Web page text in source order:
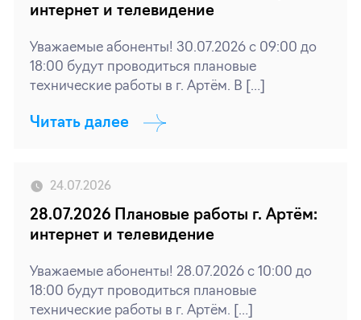
интернет и телевидение
Уважаемые абоненты! 30.07.2026 с 09:00 до
18:00 будут проводиться плановые
технические работы в г. Артём. В […]
Читать далее
24.07.2026
28.07.2026 Плановые работы г. Артём:
интернет и телевидение
Уважаемые абоненты! 28.07.2026 с 10:00 до
18:00 будут проводиться плановые
технические работы в г. Артём. […]